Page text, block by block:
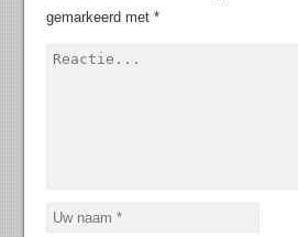
gemarkeerd met*